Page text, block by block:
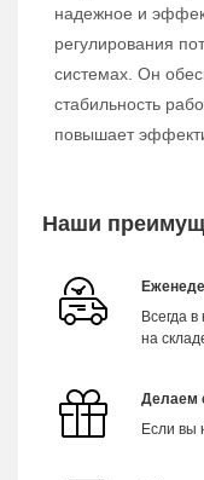
надежное и
регулирования
системах. Он
стабильность
повышает
Наши
Всегда
на
Делаем
Если вы